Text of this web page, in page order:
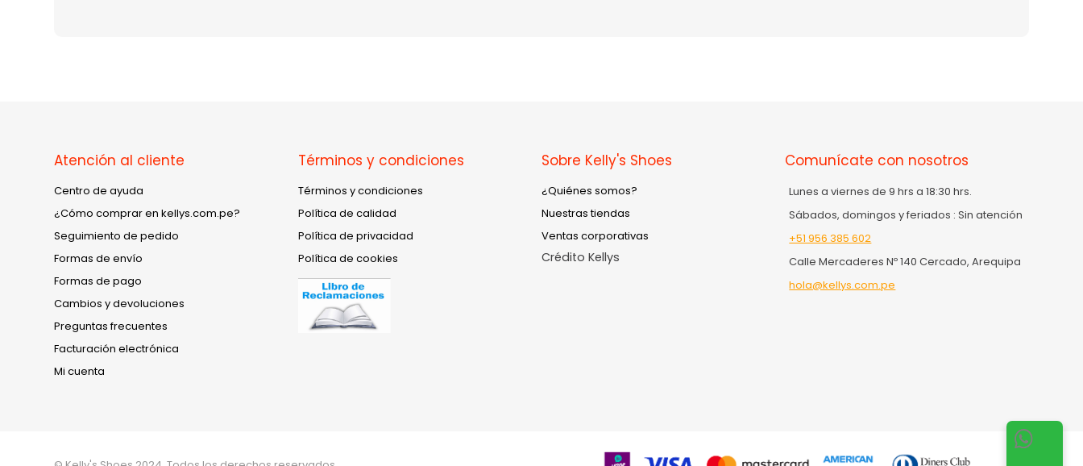
Atención al cliente
Centro de ayuda
¿Cómo comprar en kellys.com.pe?
Seguimiento de pedido
Formas de envío
Formas de pago
Cambios y devoluciones
Preguntas frecuentes
Facturación electrónica
Mi cuenta
Términos y condiciones
Términos y condiciones
Política de calidad
Política de privacidad
Política de cookies
Sobre Kelly's Shoes
¿Quiénes somos?
Nuestras tiendas
Ventas corporativas
Crédito Kellys
Comunícate con nosotros
Lunes a viernes de 9 hrs a 18:30 hrs.
Sábados, domingos y feriados : Sin atención
+51 956 385 602
Calle Mercaderes Nº 140 Cercado, Arequipa
hola@kellys.com.pe